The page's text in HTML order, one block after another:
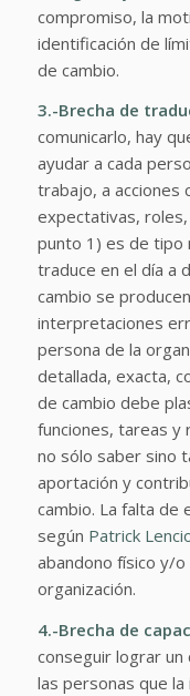
compromiso, la
identificación de
de cambio.
3.-Brecha de
comunicarlo, hay
ayudar a cada
trabajo, a acciones
expectativas, roles,
punto 1) es de tipo
traduce en el día a
cambio se
interpretaciones
persona de la
detallada, exacta,
de cambio debe
funciones, tareas y
no sólo saber sino
aportación y
cambio. La falta de
según Patrick
abandono físico y/
organización.
4.-Brecha de
conseguir lograr un
las personas que